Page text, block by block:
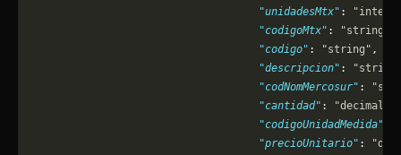
                                    "unidadesMtx"
:
                                    "codigoMtx"
: "string"
                                    "codigo"
: "string" ,
                                    "descripcion"
:
                                    "codNomMercosur"
:
                                    "cantidad"
: "decimal"
                                    "codigoUnidadMedida"
                                    "precioUnitario"
: